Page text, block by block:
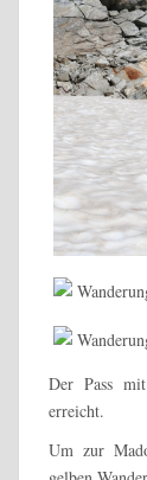
Der Pass
erreicht.
Um zur